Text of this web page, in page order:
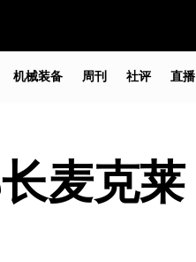
机械装备 周刊 社评 直播
麦克莱